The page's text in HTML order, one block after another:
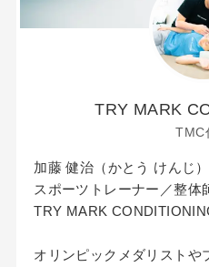
TRY MARK
TMC
加藤 健治（かとう けんじ）
スポーツトレーナー／整体
TRY MARK
オリンピックメダリストや